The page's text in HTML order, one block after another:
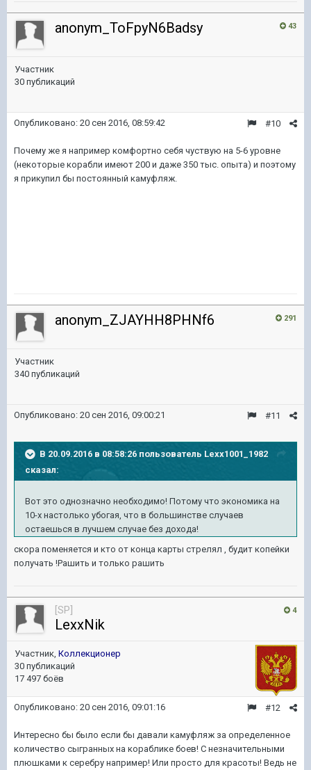
43
anonym_ToFpyN6Badsy
Участник
30 публикаций
#10
Опубликовано: 20 сен 2016, 08:59:42
Почему же я например комфортно себя чуствую на 5-6 уровне
(некоторые корабли имеют 200 и даже 350 тыс. опыта) и поэтому
я прикупил бы постоянный камуфляж.
291
anonym_ZJAYHH8PHNf6
Участник
340 публикаций
#11
Опубликовано: 20 сен 2016, 09:00:21
В 20.09.2016 в 08:58:26 пользователь Lexx1001_1982
сказал:
Вот это однозначно необходимо! Потому что экономика на
10-х настолько убогая, что в большинстве случаев
остаешься в лучшем случае без дохода!
скора поменяется и кто от конца карты стрелял , будит копейки
получать !Рашить и только рашить
4
[SP]
LexxNik
Участник, Коллекционер
30 публикаций
17 497 боёв
#12
Опубликовано: 20 сен 2016, 09:01:16
Интересно бы было если бы давали камуфляж за определенное
количество сыгранных на кораблике боев! С незначительными
плюшками к серебру например! Или просто для красоты! Ведь не